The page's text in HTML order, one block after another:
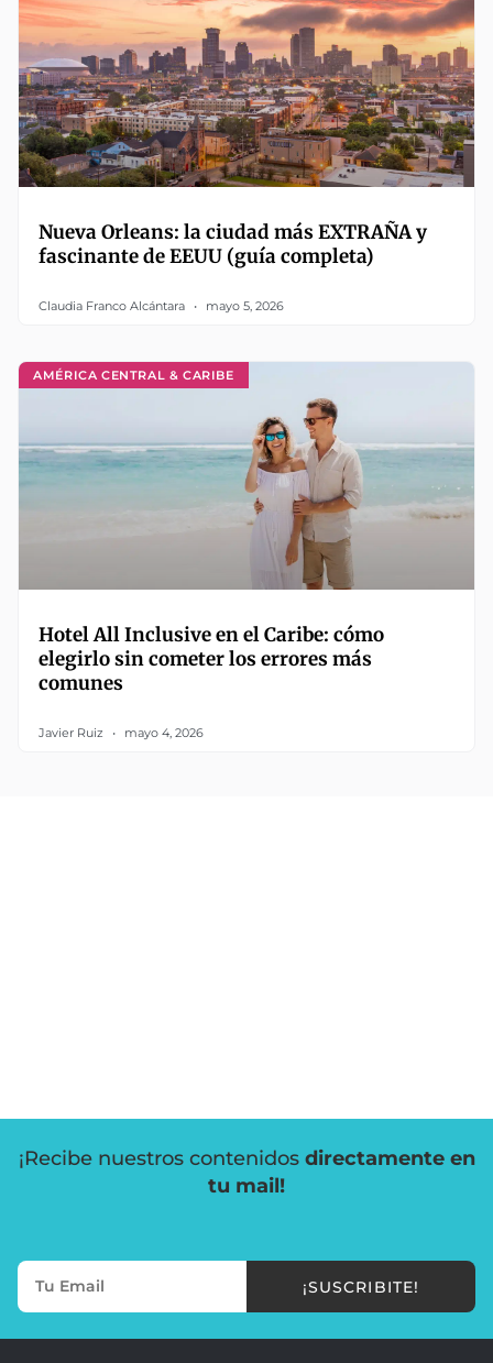
Nueva Orleans: la ciudad más EXTRAÑA y
fascinante de EEUU (guía completa)
Claudia Franco Alcántara mayo 5, 2026
AMÉRICA CENTRAL & CARIBE
Hotel All Inclusive en el Caribe: cómo
elegirlo sin cometer los errores más
comunes
Javier Ruiz mayo 4, 2026
¡Recibe nuestros contenidos directamente en
tu mail!
¡SUSCRIBITE!